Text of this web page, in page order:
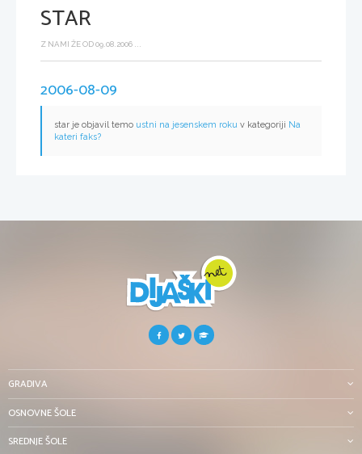
STAR
Z NAMI ŽE OD 09.08.2006 ...
2006-08-09
star je objavil temo ustni na jesenskem roku v kategoriji Na
kateri faks?
GRADIVA
OSNOVNE ŠOLE
SREDNJE ŠOLE